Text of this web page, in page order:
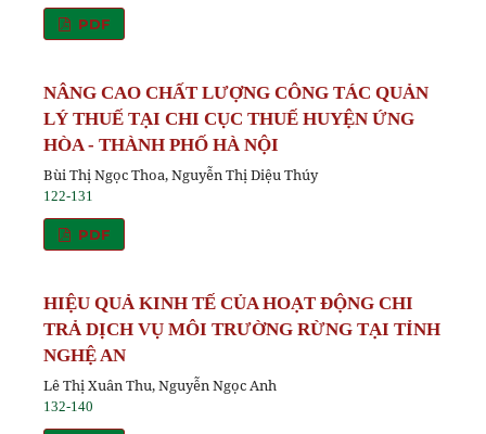
PDF
NÂNG CAO CHẤT LƯỢNG CÔNG TÁC QUẢN
LÝ THUẾ TẠI CHI CỤC THUẾ HUYỆN ỨNG
HÒA - THÀNH PHỐ HÀ NỘI
Bùi Thị Ngọc Thoa, Nguyễn Thị Diệu Thúy
122-131
PDF
HIỆU QUẢ KINH TẾ CỦA HOẠT ĐỘNG CHI
TRẢ DỊCH VỤ MÔI TRƯỜNG RỪNG TẠI TỈNH
NGHỆ AN
Lê Thị Xuân Thu, Nguyễn Ngọc Anh
132-140